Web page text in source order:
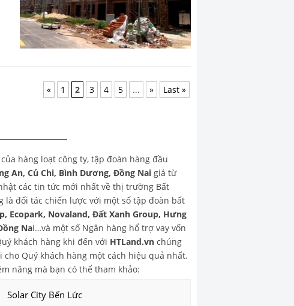
« 1 2 3 4 5 ... » Last »
hàng loạt công ty, tập đoàn hàng đầu
An, Củ Chi, Bình Dương, Đồng Nai giá từ
các tin tức mới nhất về thị trường Bất
là đối tác chiến lược với một số tập đoàn bất
Ecopark, Novaland, Đất Xanh Group, Hưng
Nai…và một số Ngân hàng hổ trợ vay vốn
khách hàng khi đến với HTLand.vn chúng
Quý khách hàng một cách hiệu quả nhất.
năng mà bạn có thể tham khảo:
Solar City Bến Lức